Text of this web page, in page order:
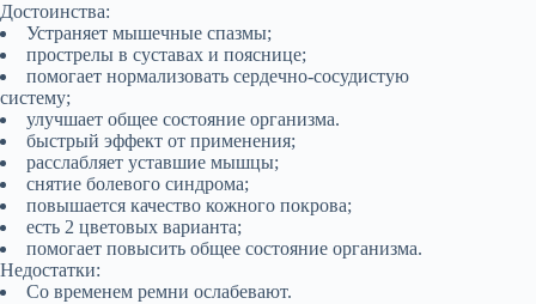
Достоинства:
Устраняет мышечные спазмы;
прострелы в суставах и пояснице;
помогает нормализовать сердечно-сосудистую
систему;
улучшает общее состояние организма.
быстрый эффект от применения;
расслабляет уставшие мышцы;
снятие болевого синдрома;
повышается качество кожного покрова;
есть 2 цветовых варианта;
помогает повысить общее состояние организма.
Недостатки:
Со временем ремни ослабевают.